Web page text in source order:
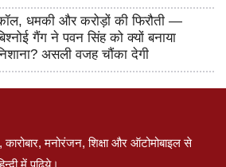
धमकी और करोड़ों की फिरौती —
गैंग ने पवन सिंह को क्यों बनाया
असली वजह चौंका देगी
मनोरंजन, शिक्षा और ऑटोमोबाइल से
में पढ़िये।